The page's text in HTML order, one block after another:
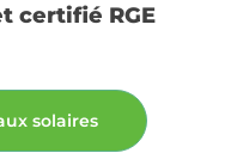
certifié RGE
solaires